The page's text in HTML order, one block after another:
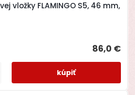
vložky FLAMINGO S5, 46 mm,
86,0 €